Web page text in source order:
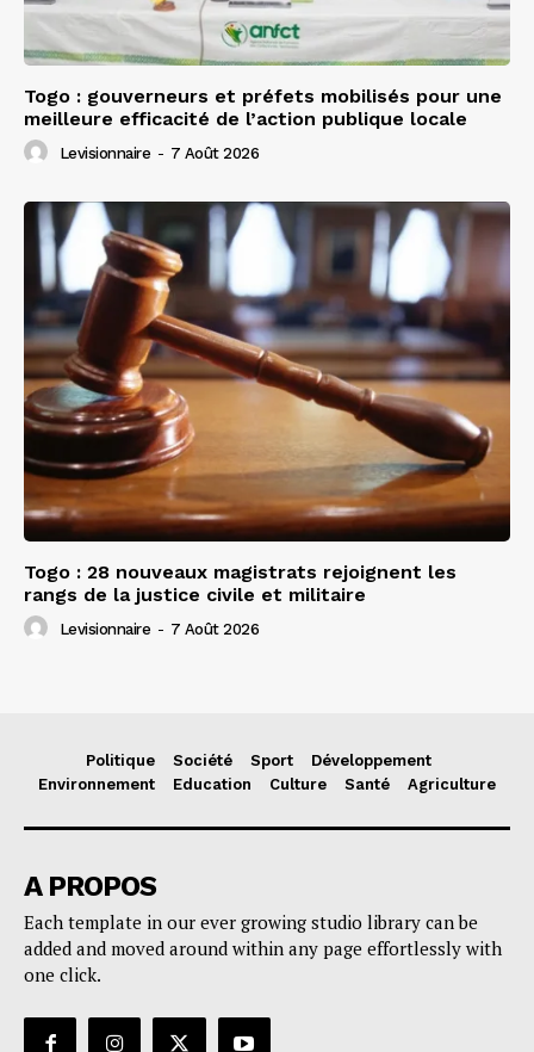
Togo : gouverneurs et préfets mobilisés pour une
meilleure efficacité de l’action publique locale
Levisionnaire - 7 Août 2026
Togo : 28 nouveaux magistrats rejoignent les
rangs de la justice civile et militaire
Levisionnaire - 7 Août 2026
Politique Société Sport
Développement
Environnement
Education Culture Santé Agriculture
A PROPOS
Each template in our ever growing studio library can be
added and moved around within any page effortlessly with
one click.